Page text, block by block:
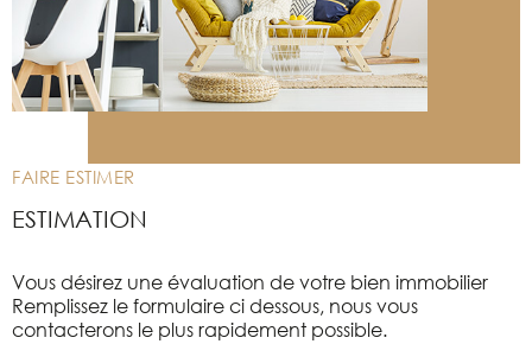
FAIRE ESTIMER
ESTIMATION
Vous désirez une évaluation de votre bien immobilier
Remplissez le formulaire ci dessous, nous vous
contacterons le plus rapidement possible.
RECHERCHER